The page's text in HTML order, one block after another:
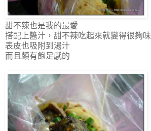
甜不辣也是我的最愛
搭配上醬汁，甜不辣吃起來就變得很夠味
表皮也吸附到湯汁
而且頗有飽足感的